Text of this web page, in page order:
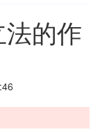
的作